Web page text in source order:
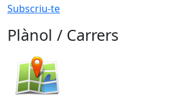
Subscriu-te
Plànol / Carrers